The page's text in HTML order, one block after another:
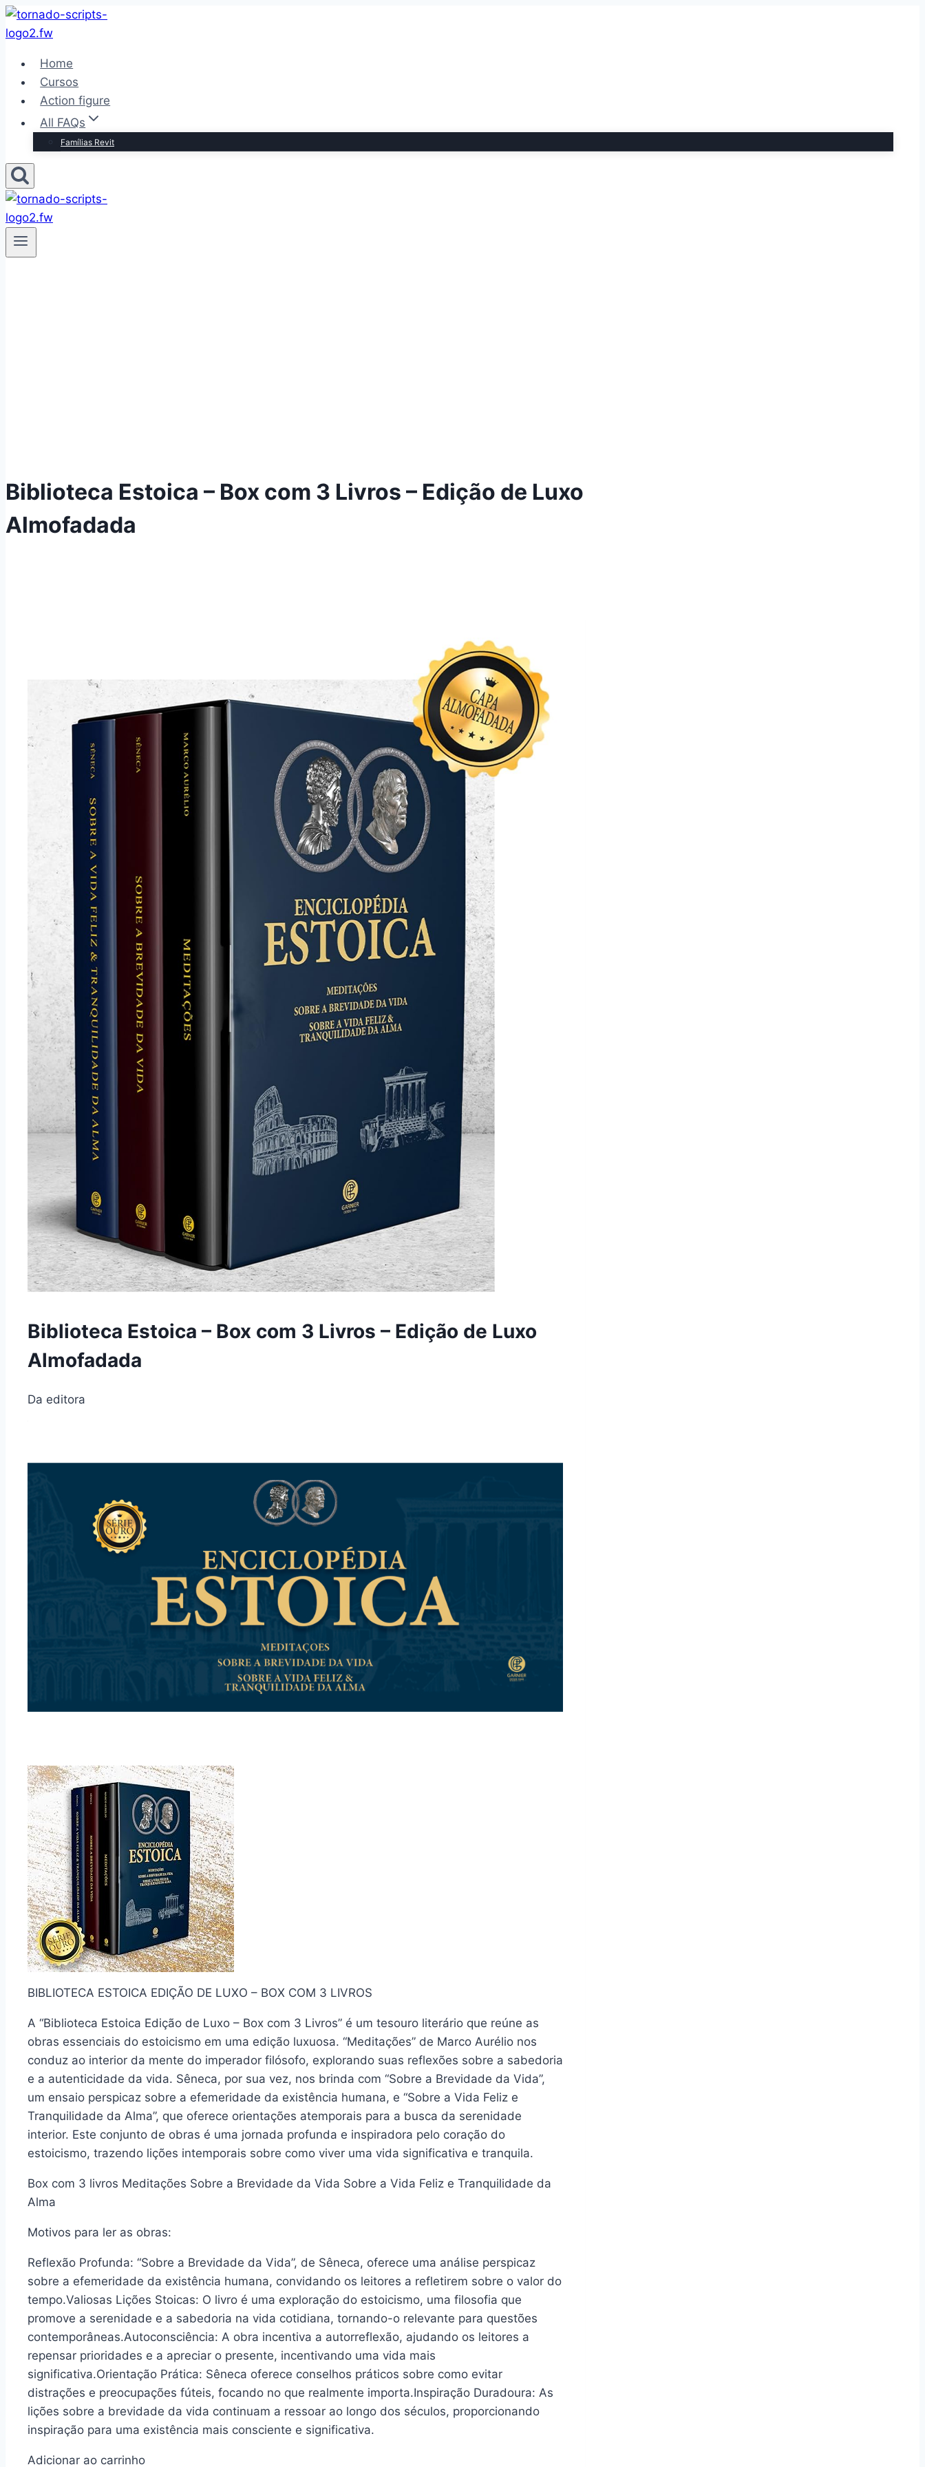
Pular
para
Conteúdo
Home
Cursos
Action figure
All FAQs
Famílias Revit
Biblioteca Estoica – Box com 3 Livros – Edição de Luxo
Almofadada
Biblioteca Estoica – Box com 3 Livros – Edição de Luxo
Almofadada
Da editora
BIBLIOTECA ESTOICA EDIÇÃO DE LUXO – BOX COM 3 LIVROS
A “Biblioteca Estoica Edição de Luxo – Box com 3 Livros” é um tesouro literário que reúne as
obras essenciais do estoicismo em uma edição luxuosa. “Meditações” de Marco Aurélio nos
conduz ao interior da mente do imperador filósofo, explorando suas reflexões sobre a sabedoria
e a autenticidade da vida. Sêneca, por sua vez, nos brinda com “Sobre a Brevidade da Vida”,
um ensaio perspicaz sobre a efemeridade da existência humana, e “Sobre a Vida Feliz e
Tranquilidade da Alma”, que oferece orientações atemporais para a busca da serenidade
interior. Este conjunto de obras é uma jornada profunda e inspiradora pelo coração do
estoicismo, trazendo lições intemporais sobre como viver uma vida significativa e tranquila.
Box com 3 livros Meditações Sobre a Brevidade da Vida Sobre a Vida Feliz e Tranquilidade da
Alma
Motivos para ler as obras:
Reflexão Profunda: “Sobre a Brevidade da Vida”, de Sêneca, oferece uma análise perspicaz
sobre a efemeridade da existência humana, convidando os leitores a refletirem sobre o valor do
tempo.Valiosas Lições Stoicas: O livro é uma exploração do estoicismo, uma filosofia que
promove a serenidade e a sabedoria na vida cotidiana, tornando-o relevante para questões
contemporâneas.Autoconsciência: A obra incentiva a autorreflexão, ajudando os leitores a
repensar prioridades e a apreciar o presente, incentivando uma vida mais
significativa.Orientação Prática: Sêneca oferece conselhos práticos sobre como evitar
distrações e preocupações fúteis, focando no que realmente importa.Inspiração Duradoura: As
lições sobre a brevidade da vida continuam a ressoar ao longo dos séculos, proporcionando
inspiração para uma existência mais consciente e significativa.
Adicionar ao carrinho